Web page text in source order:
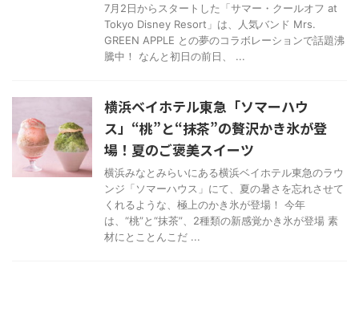
7月2日からスタートした「サマー・クールオフ at
Tokyo Disney Resort」は、人気バンド Mrs.
GREEN APPLE との夢のコラボレーションで話題沸
騰中！ なんと初日の前日、 ...
横浜ベイホテル東急「ソマーハウ
ス」“桃”と“抹茶”の贅沢かき氷が登
場！夏のご褒美スイーツ
横浜みなとみらいにある横浜ベイホテル東急のラウ
ンジ「ソマーハウス」にて、夏の暑さを忘れさせて
くれるような、極上のかき氷が登場！ 今年
は、“桃”と“抹茶”、2種類の新感覚かき氷が登場 素
材にとことんこだ ...